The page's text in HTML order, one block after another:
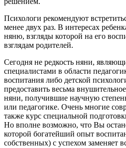
Психологи рекомендуют
менее двух раз. В интересах
няню, взгляды которой на его
взглядам родителей.
Сегодня не редкость няни,
специалистами в области
воспитания либо детской
предоставить весьма
няни, получившие научную
или педагогике. Очень многие
также курс специальной
Но вполне возможно, что Вы
которой богатейший опыт
собственных) с успехом заменяет